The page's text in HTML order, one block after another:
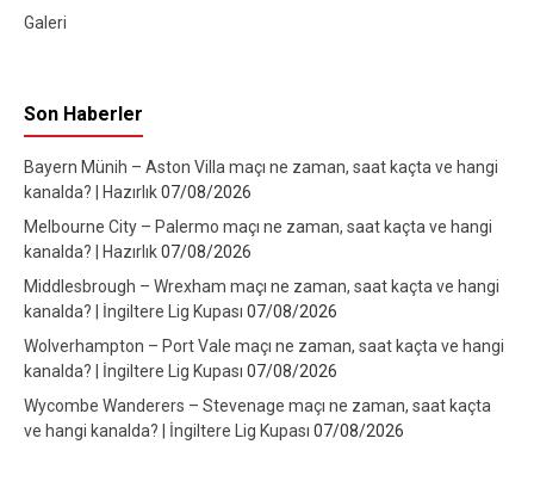
Galeri
Son Haberler
Bayern Münih – Aston Villa maçı ne zaman, saat kaçta ve hangi
kanalda? | Hazırlık07/08/2026
Melbourne City – Palermo maçı ne zaman, saat kaçta ve hangi
kanalda? | Hazırlık07/08/2026
Middlesbrough – Wrexham maçı ne zaman, saat kaçta ve hangi
kanalda? | İngiltere Lig Kupası 07/08/2026
Wolverhampton – Port Vale maçı ne zaman, saat kaçta ve hangi
kanalda? | İngiltere Lig Kupası 07/08/2026
Wycombe Wanderers – Stevenage maçı ne zaman, saat kaçta
ve hangi kanalda? | İngiltere Lig Kupası 07/08/2026